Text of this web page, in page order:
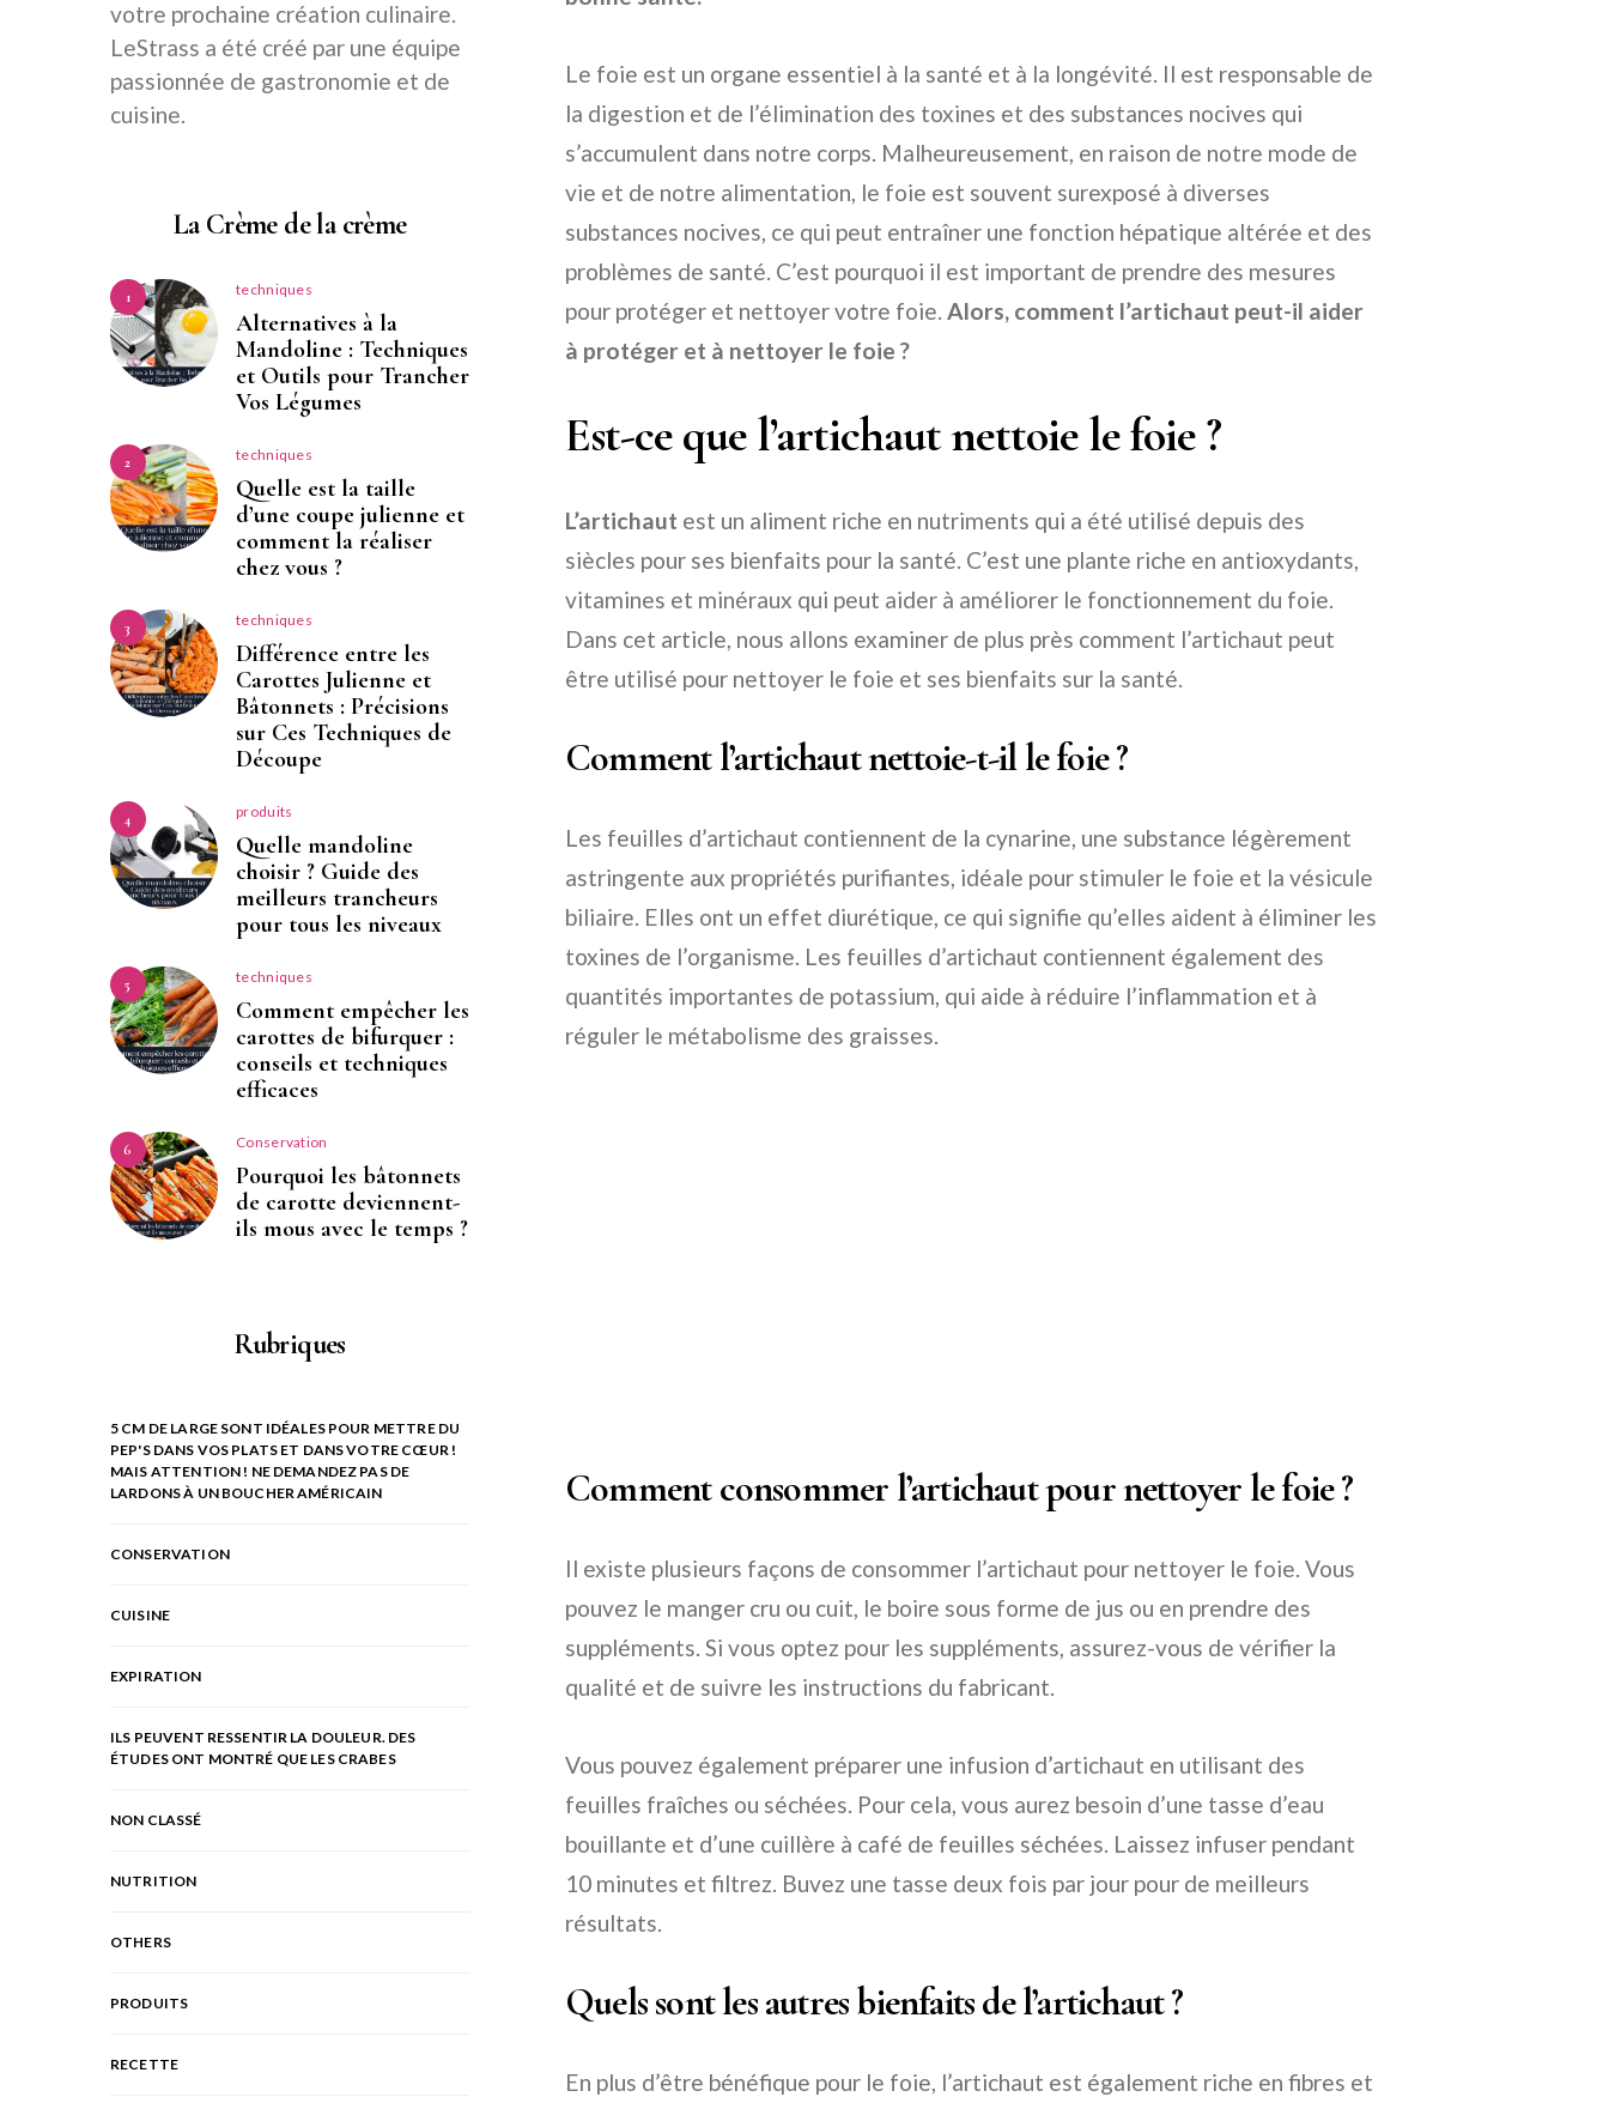
Le foie est un organe essentiel à la santé et à la longévité. Il est responsable de
la digestion et de l’élimination des toxines et des substances nocives qui
s’accumulent dans notre corps. Malheureusement, en raison de notre mode de
vie et de notre alimentation, le foie est souvent surexposé à diverses
substances nocives, ce qui peut entraîner une fonction hépatique altérée et des
problèmes de santé. C’est pourquoi il est important de prendre des mesures
pour protéger et nettoyer votre foie. Alors, comment l’artichaut peut-il aider
à protéger et à nettoyer le foie ?
Est-ce que l’artichaut nettoie le foie ?
L’artichaut est un aliment riche en nutriments qui a été utilisé depuis des
siècles pour ses bienfaits pour la santé. C’est une plante riche en antioxydants,
vitamines et minéraux qui peut aider à améliorer le fonctionnement du foie.
Dans cet article, nous allons examiner de plus près comment l’artichaut peut
être utilisé pour nettoyer le foie et ses bienfaits sur la santé.
Comment l’artichaut nettoie-t-il le foie ?
Les feuilles d’artichaut contiennent de la cynarine, une substance légèrement
astringente aux propriétés purifiantes, idéale pour stimuler le foie et la vésicule
biliaire. Elles ont un effet diurétique, ce qui signifie qu’elles aident à éliminer les
toxines de l’organisme. Les feuilles d’artichaut contiennent également des
quantités importantes de potassium, qui aide à réduire l’inflammation et à
réguler le métabolisme des graisses.
Comment consommer l’artichaut pour nettoyer le foie ?
Il existe plusieurs façons de consommer l’artichaut pour nettoyer le foie. Vous
pouvez le manger cru ou cuit, le boire sous forme de jus ou en prendre des
suppléments. Si vous optez pour les suppléments, assurez-vous de vérifier la
qualité et de suivre les instructions du fabricant.
Vous pouvez également préparer une infusion d’artichaut en utilisant des
feuilles fraîches ou séchées. Pour cela, vous aurez besoin d’une tasse d’eau
bouillante et d’une cuillère à café de feuilles séchées. Laissez infuser pendant
10 minutes et filtrez. Buvez une tasse deux fois par jour pour de meilleurs
résultats.
Quels sont les autres bienfaits de l’artichaut ?
En plus d’être bénéfique pour le foie, l’artichaut est également riche en fibres et
votre prochaine création culinaire.
LeStrass a été créé par une équipe
passionnée de gastronomie et de
cuisine.
La Crème de la crème
1 techniques
Alternatives à la
Mandoline : Techniques
et Outils pour Trancher
Vos Légumes
2 techniques
Quelle est la taille
d’une coupe julienne et
comment la réaliser
chez vous ?
3 techniques
Différence entre les
Carottes Julienne et
Bâtonnets : Précisions
sur Ces Techniques de
Découpe
4 produits
Quelle mandoline
choisir ? Guide des
meilleurs trancheurs
pour tous les niveaux
5 techniques
Comment empêcher les
carottes de bifurquer :
conseils et techniques
efficaces
6 Conservation
Pourquoi les bâtonnets
de carotte deviennent-
ils mous avec le temps ?
Rubriques
5 CM DE LARGE SONT IDÉALES POUR METTRE DU
PEP'S DANS VOS PLATS ET DANS VOTRE CŒUR !
MAIS ATTENTION ! NE DEMANDEZ PAS DE
LARDONS À UN BOUCHER AMÉRICAIN
CONSERVATION
CUISINE
EXPIRATION
ILS PEUVENT RESSENTIR LA DOULEUR. DES
ÉTUDES ONT MONTRÉ QUE LES CRABES
NON CLASSÉ
NUTRITION
OTHERS
PRODUITS
RECETTE